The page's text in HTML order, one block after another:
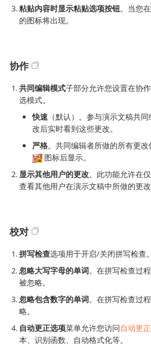
粘贴内容时显示粘贴选项按钮。当您
的图标将出现。
协作
共同编辑模式子部分允许您设置在协
选模式。
快速 （默认）。参与演示文稿共
改后实时看到这些更改。
严格。共同编辑者所做的所有更
图标后显示。
显示其他用户的更改。此功能允许在
查看其他用户在演示文稿中所做的更改
校对
拼写检查选项用于开启/关闭拼写检查。
忽略大写字母的单词。在拼写检查过
被忽略。
忽略包含数字的单词。在拼写检查过
略。
自动更正选项菜单允许您访问自动更
本、识别函数、自动格式化等。